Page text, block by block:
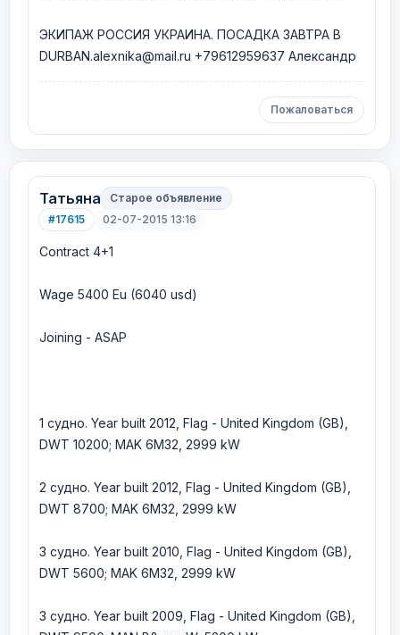
ЭКИПАЖ РОССИЯ УКРАИНА. ПОСАДКА ЗАВТРА В
DURBAN.alexnika@mail.ru +79612959637 Александр
Пожаловаться
Татьяна
Старое объявление
#17615
02-07-2015 13:16
Contract 4+1
Wage 5400 Eu (6040 usd)
Joining - ASAP
1 судно. Year built 2012, Flag - United Kingdom (GB),
DWT 10200; MAK 6M32, 2999 kW
2 судно. Year built 2012, Flag - United Kingdom (GB),
DWT 8700; MAK 6M32, 2999 kW
3 судно. Year built 2010, Flag - United Kingdom (GB),
DWT 5600; MAK 6M32, 2999 kW
3 судно. Year built 2009, Flag - United Kingdom (GB),